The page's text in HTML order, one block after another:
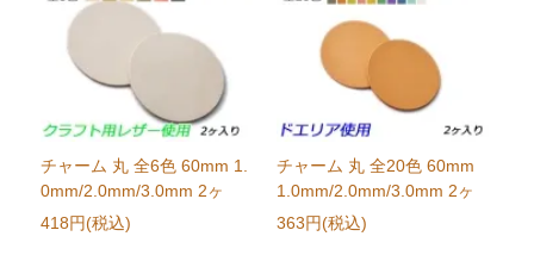
チャーム 丸 全6色 60mm 1.
0mm/2.0mm/3.0mm 2ヶ
418円(税込)
チャーム 丸 全20色 60mm
1.0mm/2.0mm/3.0mm 2ヶ
363円(税込)